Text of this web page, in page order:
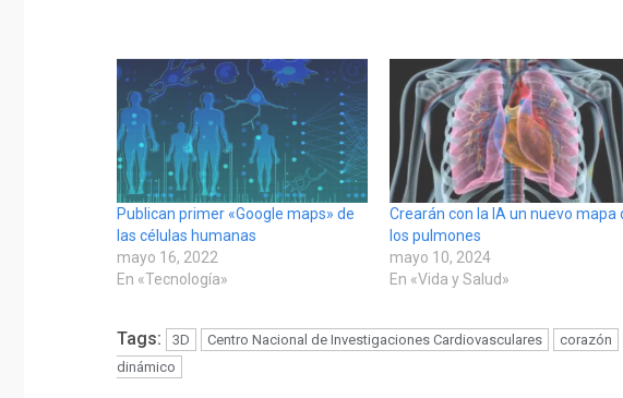
Publican primer «Google maps» de
las células humanas
mayo 16, 2022
En «Tecnología»
Crearán con la IA un nuevo mapa
los pulmones
mayo 10, 2024
En «Vida y Salud»
Tags: 3D Centro Nacional de Investigaciones Cardiovasculares corazón
dinámico